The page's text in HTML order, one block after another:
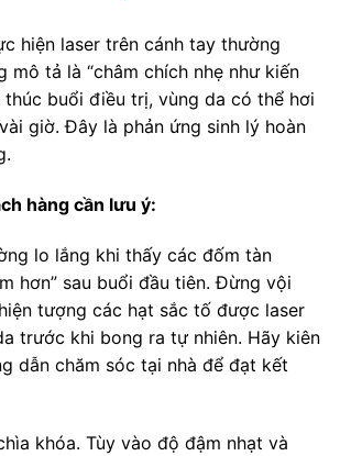
hiện laser trên cánh tay thường
mô tả là “châm chích nhẹ như kiến
thúc buổi điều trị, vùng da có thể hơi
giờ. Đây là phản ứng sinh lý hoàn
hàng cần lưu ý:
lo lắng khi thấy các đốm tàn
hơn” sau buổi đầu tiên. Đừng vội
tượng các hạt sắc tố được laser
trước khi bong ra tự nhiên. Hãy kiên
dẫn chăm sóc tại nhà để đạt kết
khóa. Tùy vào độ đậm nhạt và